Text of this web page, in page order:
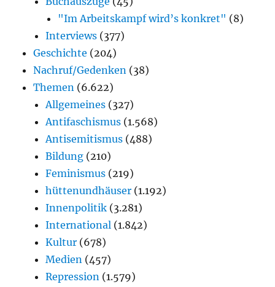
"Im Arbeitskampf wird’s konkret" (8)
Interviews (377)
Geschichte (204)
Nachruf/Gedenken (38)
Themen (6.622)
Allgemeines (327)
Antifaschismus (1.568)
Antisemitismus (488)
Bildung (210)
Feminismus (219)
hüttenundhäuser (1.192)
Innenpolitik (3.281)
International (1.842)
Kultur (678)
Medien (457)
Repression (1.579)